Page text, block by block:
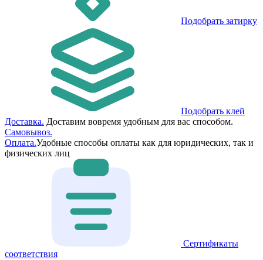
Подобрать затирку
Подобрать клей
Доставка. Доставим вовремя удобным для вас способом.
Самовывоз.
Оплата.Удобные способы оплаты как для юридических, так и
физических лиц
Сертификаты
соответствия